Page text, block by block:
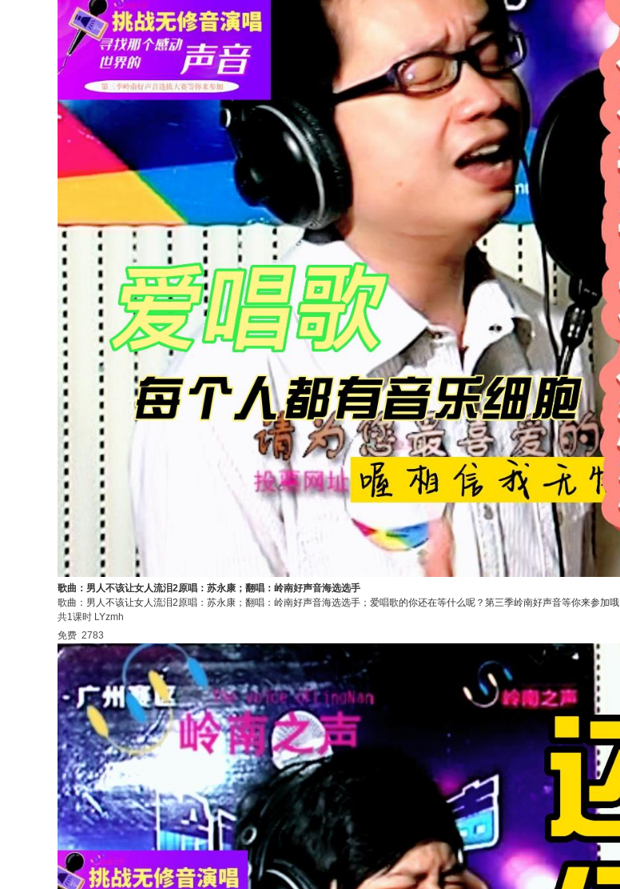
歌曲：男人不该让女人流泪2原唱：苏永康；翻唱：岭南好声音海选选手
歌曲：男人不该让女人流泪2原唱：苏永康；翻唱：岭南好声音海选选手；爱唱歌的你还在等什么呢？第三季岭南好声音等你来参加哦
共1课时 LYzmh
免费 2783